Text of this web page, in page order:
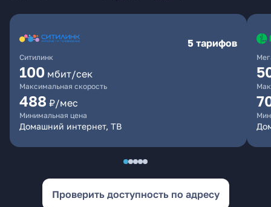
Ситилинк
5 тарифов
100 мбит/сек
Максимальная скорость
488 ₽/мес
Минимальная цена
Домашний интернет, ТВ
Проверить доступность по адресу